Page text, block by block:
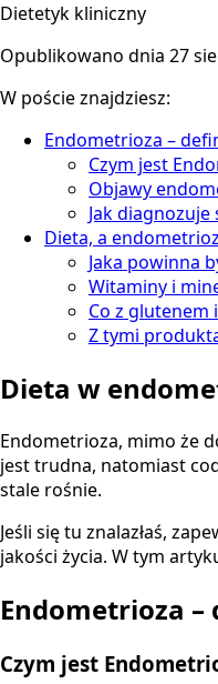
Dietetyk kliniczny
Opublikowano dnia 27
W poście znajdziesz:
Endometrioza –
Czym jest
Objawy
Jak
Dieta, a
Jaka powinna
Witaminy i
Co z glutenem
Z tymi
Dieta w
Endometrioza, mimo że
jest trudna, natomiast
stale rośnie.
Jeśli się tu znalazłaś,
jakości życia. W tym
Endometrioza
Czym jest